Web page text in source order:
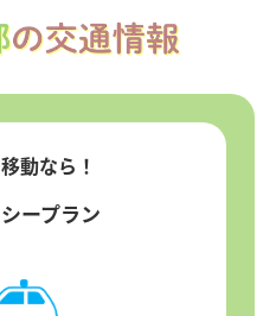
動なら！
ープラン